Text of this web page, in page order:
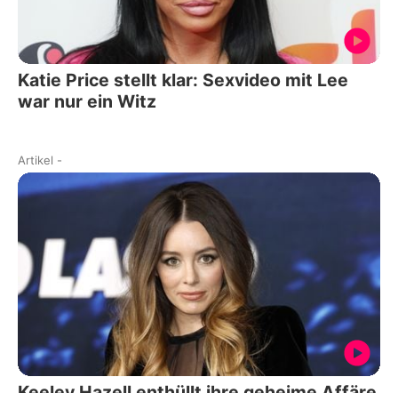
Katie Price stellt klar: Sexvideo mit Lee
war nur ein Witz
Artikel -